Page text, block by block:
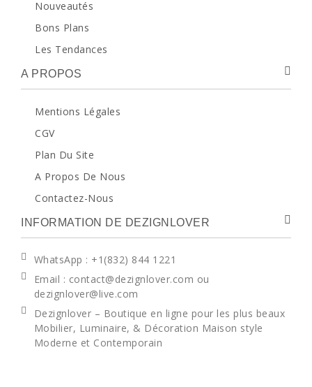
Nouveautés
Bons Plans
Les Tendances
A PROPOS
Mentions Légales
CGV
Plan Du Site
A Propos De Nous
Contactez-Nous
INFORMATION DE DEZIGNLOVER
WhatsApp : +1(832) 844 1221
Email : contact@dezignlover.com ou
dezignlover@live.com
Dezignlover – Boutique en ligne pour les plus beaux
Mobilier, Luminaire, & Décoration Maison style
Moderne et Contemporain